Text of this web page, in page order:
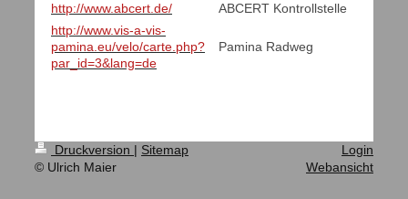
http://www.abcert.de/
ABCERT Kontrollstelle
http://www.vis-a-vis-
pamina.eu/velo/carte.php?
par_id=3&lang=de
Pamina Radweg
Druckversion | Sitemap
© Ulrich Maier
Login
Webansicht